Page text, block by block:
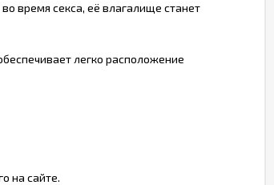
время секса, её влагалище станет
легко расположение
на сайте.